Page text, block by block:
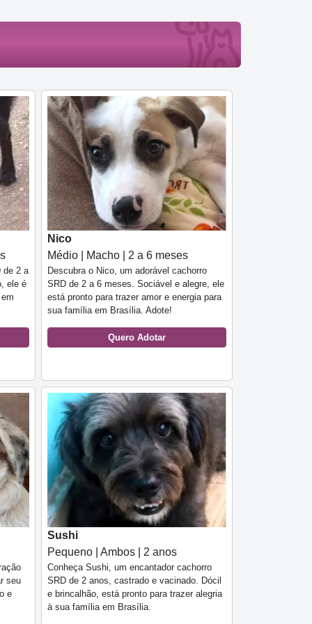
de 2 a
ele é
Nico
Médio | Macho | 2 a 6 meses
Descubra o Nico, um adorável cachorro
SRD de 2 a 6 meses. Sociável e alegre, ele
está pronto para trazer amor e energia para
sua família em Brasília. Adote!
Quero Adotar
seu
e
Sushi
Pequeno | Ambos | 2 anos
Conheça Sushi, um encantador cachorro
SRD de 2 anos, castrado e vacinado. Dócil
e brincalhão, está pronto para trazer alegria
à sua família em Brasília.